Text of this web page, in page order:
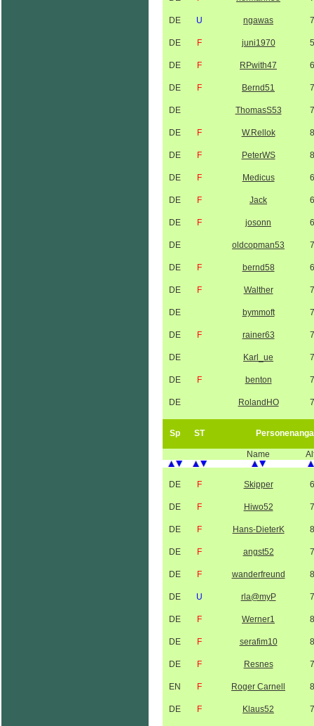
DE U ngawas
DE F juni1970
DE F RPwith47
DE F Bernd51
DE ThomasS53
DE F W.Rellok
DE F PeterWS
DE F Medicus
DE F Jack
DE F josonn
DE oldcopman53
DE F bernd58
DE F Walther
DE bymmoft
DE F rainer63
DE Karl_ue
DE F benton
DE RolandHO
Sp ST
Name
DE F Skipper
DE F Hiwo52
DE F Hans-DieterK
DE F angst52
DE F wanderfreund
DE U rla@myP
DE F Werner1
DE F serafim10
DE F Resnes
EN F Roger Carnell
DE F Klaus52